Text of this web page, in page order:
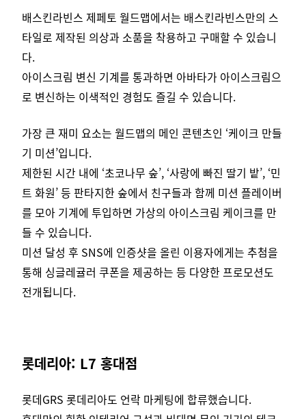
배스킨라빈스 제페토 월드맵에서는 배스킨라빈스만의 스
타일로 제작된 의상과 소품을 착용하고 구매할 수 있습니
다.
아이스크림 변신 기계를 통과하면 아바타가 아이스크림으
로 변신하는 이색적인 경험도 즐길 수 있습니다.
가장 큰 재미 요소는 월드맵의 메인 콘텐츠인 ‘케이크 만들
기 미션’입니다.
제한된 시간 내에 ‘초코나무 숲’, ‘사랑에 빠진 딸기 밭’, ‘민
트 화원’ 등 판타지한 숲에서 친구들과 함께 미션 플레이버
를 모아 기계에 투입하면 가상의 아이스크림 케이크를 만
들 수 있습니다.
미션 달성 후 SNS에 인증샷을 올린 이용자에게는 추첨을
통해 싱글레귤러 쿠폰을 제공하는 등 다양한 프로모션도
전개됩니다.
롯데리아: L7 홍대점
롯데GRS 롯데리아도 언락 마케팅에 합류했습니다.